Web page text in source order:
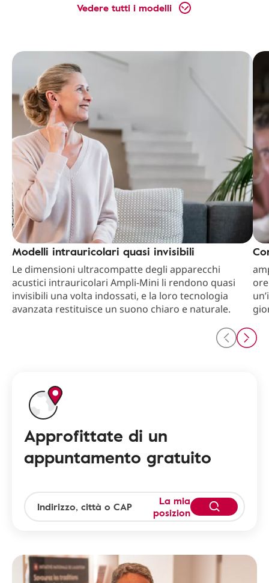
Vedere tutti i modelli
Modelli intrauricolari quasi invisibili
Le dimensioni ultracompatte degli apparecchi
acustici intrauricolari Ampli-Mini li rendono quasi
invisibili una volta indossati, e la loro tecnologia
avanzata restituisce un suono chiaro e naturale.
Approfittate di un
appuntamento gratuito
La mia
posizion